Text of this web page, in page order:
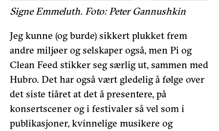
Signe Emmeluth. Foto: Peter Gannushkin
Jeg kunne (og burde) sikkert plukket frem
andre miljøer og selskaper også, men Pi og
Clean Feed stikker seg særlig ut, sammen med
Hubro. Det har også vært gledelig å følge over
det siste tiåret at det å presentere, på
konsertscener og i festivaler så vel som i
publikasjoner, kvinnelige musikere og